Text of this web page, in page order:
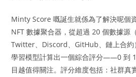
Minty Score 嘅誕生就係為了解決呢個
NFT 數據聚合器，從超過 20 個數據源
Twitter、Discord、GitHub、鏈上合約
學習模型計算出一個綜合評分——0 到
目越值得關注。評分維度包括：社群真